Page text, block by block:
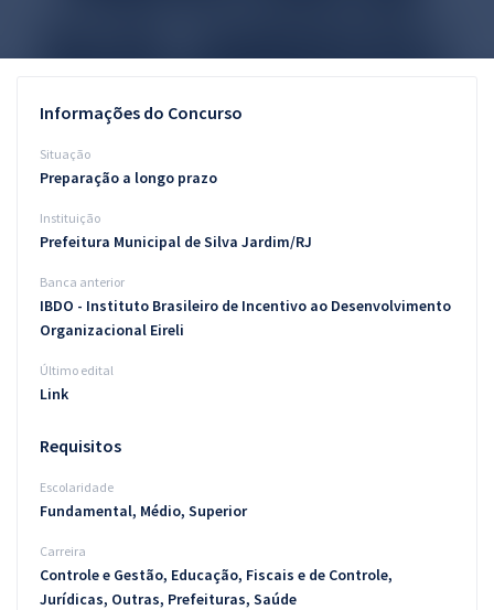
Conteúdo gratuito
Blog
Atendimento
Informações do Concurso
Situação
Preparação a longo prazo
Instituição
Prefeitura Municipal de Silva Jardim/RJ
Banca anterior
IBDO - Instituto Brasileiro de Incentivo ao Desenvolvimento
Organizacional Eireli
Último edital
Link
Requisitos
Escolaridade
Fundamental, Médio, Superior
Carreira
Controle e Gestão, Educação, Fiscais e de Controle,
Jurídicas, Outras, Prefeituras, Saúde